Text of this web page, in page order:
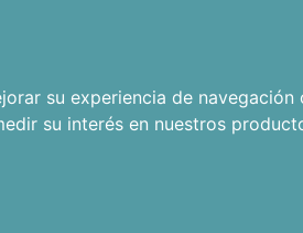
su experiencia de navegación
su interés en nuestros